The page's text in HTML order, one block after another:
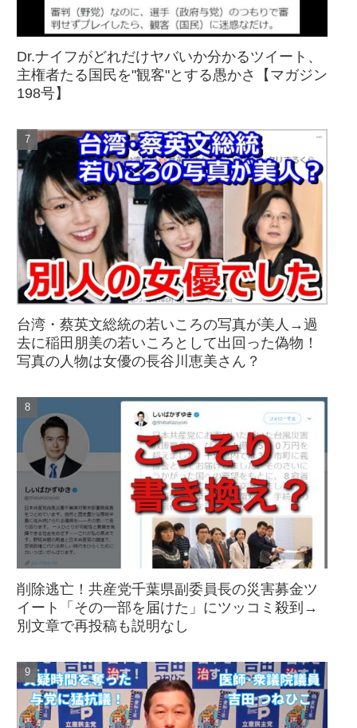
Dr.ナイフがどれだけヤバいか分かるツイート、
主権者たる国民を"観客"とする愚かさ【マガジン
198号】
台湾・蔡英文総統の若いころの写真が美人→過
去に稲田朋美の若いころとして出回った偽物！
写真の人物は女優の長谷川恵美さん？
削除逃亡！共産党千葉県副委員長の災害募金ツ
イート「その一部を届けた」にツッコミ殺到→
別文章で再投稿も説明なし